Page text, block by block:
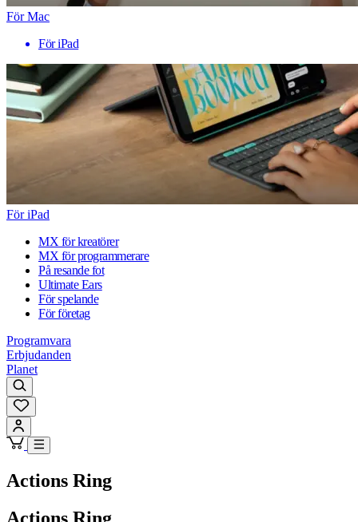
För Mac
För iPad
För iPad
MX för kreatörer
MX för programmerare
På resande fot
Ultimate Ears
För spelande
För företag
Programvara
Erbjudanden
Planet
Actions Ring